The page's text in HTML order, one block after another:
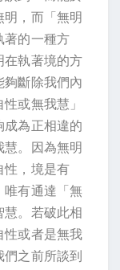
，而「無明
著的一種方
在執著境的方
夠斷除我們內
或無我慧」
成為正相違的
。因為無明
性，境是有
唯有通達「無
慧。若破此相
性或者是無我
之前所談到